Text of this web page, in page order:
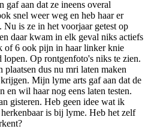
gaf aan dat ze ineens overal
snel weer weg en heb haar er
Nu is ze in het voorjaar getest op
daar kwam in elk geval niks actiefs
of 6 ook pijn in haar linker knie
Op rontgenfoto's niks te zien.
dus nu mri laten maken
Mijn lyme arts gaf aan dat de
wil haar nog eens laten testen.
gisteren. Heb geen idee wat ik
is bij lyme. Heb het zelf